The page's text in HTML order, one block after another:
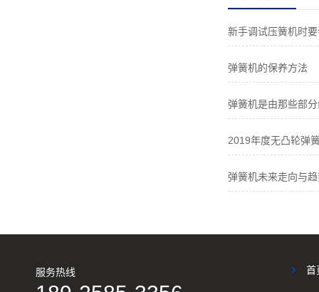
新手调试压簧机时
弹簧机的保养方法
弹簧机是由那些部
2019年度无凸轮弹
弹簧机未来走向与
服务热线 首